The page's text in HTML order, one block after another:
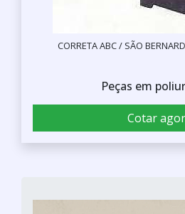
CORRETA ABC / SÃO
Peças em
Cotar